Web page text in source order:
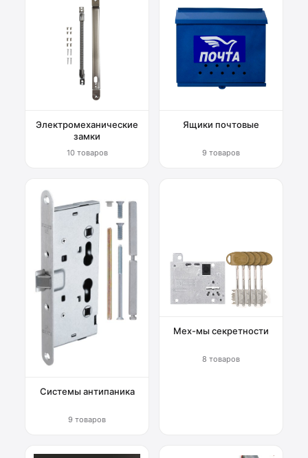
Электромеханические
замки
10 товаров
Ящики почтовые
9 товаров
Системы антипаника
9 товаров
Мех-мы секретности
8 товаров